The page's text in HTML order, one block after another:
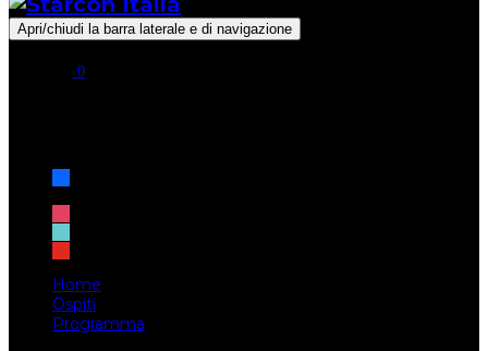
Apri/chiudi la barra laterale e di navigazione
0
Home
Ospiti
Programma